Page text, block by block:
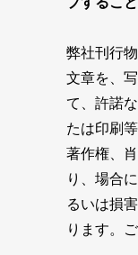
弊社刊行
文章を、
て、許諾
たは印刷
著作権、
り、場合
るいは損
ります。